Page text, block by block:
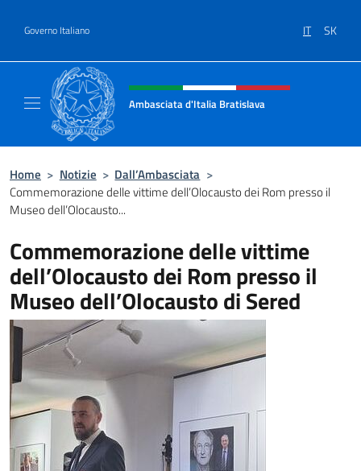
Governo Italiano IT SK
Intestazione sito, social e menù
Ambasciata d'Italia Bratislava
Home > Notizie > Dall’Ambasciata >
Commemorazione delle vittime dell’Olocausto dei Rom presso il
Museo dell’Olocausto...
Commemorazione delle vittime
dell’Olocausto dei Rom presso il
Museo dell’Olocausto di Sered